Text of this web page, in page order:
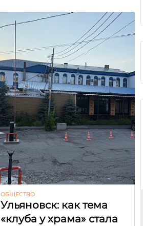
ОБЩЕСТВО
Ульяновск: как тема
«клуба у храма» стала